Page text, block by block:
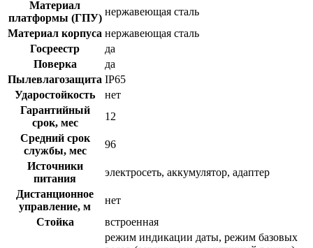
Материал
платформы (ГПУ)
нержавеющая сталь
Материал корпуса нержавеющая сталь
Госреестр
да
Поверка
да
Пылевлагозащита IP65
Ударостойкость
нет
Гарантийный
срок, мес
12
Средний срок
службы, мес
96
Источники
питания
электросеть, аккумулятор, адаптер
Дистанционное
управление, м
нет
Стойка
встроенная
режим индикации даты, режим базовых